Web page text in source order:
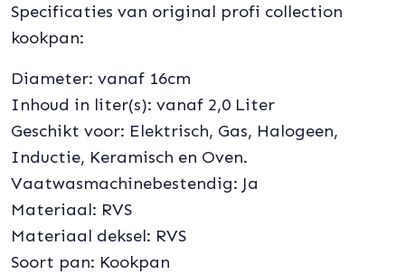
Specificaties van original profi collection
kookpan:
Diameter: vanaf 16cm
Inhoud in liter(s): vanaf 2,0 Liter
Geschikt voor: Elektrisch, Gas, Halogeen,
Inductie, Keramisch en Oven.
Vaatwasmachinebestendig: Ja
Materiaal: RVS
Materiaal deksel: RVS
Soort pan: Kookpan